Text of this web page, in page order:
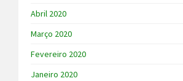
Abril 2020
Março 2020
Fevereiro 2020
Janeiro 2020